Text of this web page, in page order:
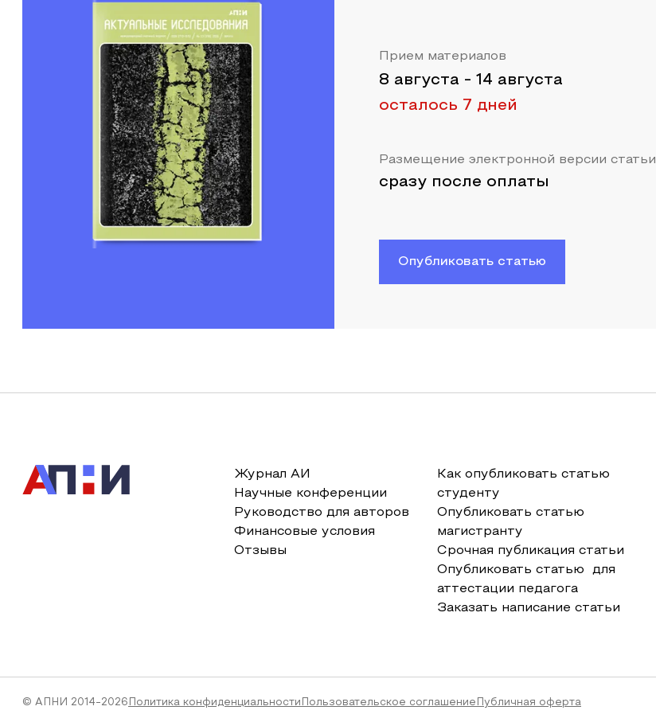
Прием материалов
8 августа - 14 августа
осталось 7 дней
Размещение электронной версии статьи
сразу после оплаты
Опубликовать статью
Журнал АИ
Научные конференции
Руководство для авторов
Финансовые условия
Отзывы
Как опубликовать статью
студенту
Опубликовать статью
магистранту
Срочная публикация статьи
Опубликовать статью для
аттестации педагога
Заказать написание статьи
© АПНИ 2014-2026 Политика конфиденциальности Пользовательское соглашение Публичная оферта